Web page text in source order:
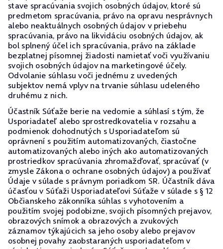
stave spracúvania svojich osobných údajov, ktoré sú
predmetom spracúvania, právo na opravu nesprávnych
alebo neaktuálnych osobných údajov v priebehu
spracúvania, právo na likvidáciu osobných údajov, ak
bol splnený účel ich spracúvania, právo na základe
bezplatnej písomnej žiadosti namietať voči využívaniu
svojich osobných údajov na marketingové účely.
Odvolanie súhlasu voči jednému z uvedených
subjektov nemá vplyv na trvanie súhlasu udeleného
druhému z nich.
Účastník Súťaže berie na vedomie a súhlasí s tým, že
Usporiadateľ alebo sprostredkovatelia v rozsahu a
podmienok dohodnutých s Usporiadateľom sú
oprávnení s použitím automatizovaných, čiastočne
automatizovaných alebo iných ako automatizovaných
prostriedkov spracúvania zhromažďovať, spracúvať (v
zmysle Zákona o ochrane osobných údajov) a používať
Údaje v súlade s právnym poriadkom SR. Účastník dáva
účasťou v Súťaži Usporiadateľovi Súťaže v súlade s § 12
Občianskeho zákonníka súhlas s vyhotovením a
použitím svojej podobizne, svojich písomných prejavov,
obrazových snímok a obrazových a zvukových
záznamov týkajúcich sa jeho osoby alebo prejavov
osobnej povahy zaobstaraných usporiadateľom v